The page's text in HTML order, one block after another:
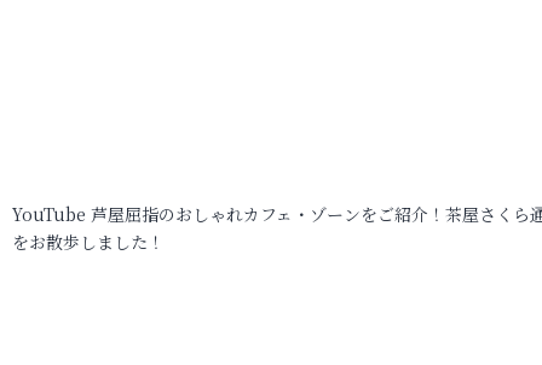
YouTube 芦屋屈指のおしゃれカフェ・ゾーンをご紹介！茶屋さくら
をお散歩しました！